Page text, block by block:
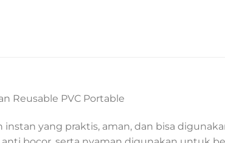
Reusable PVC Portable
yang praktis, aman, dan bisa